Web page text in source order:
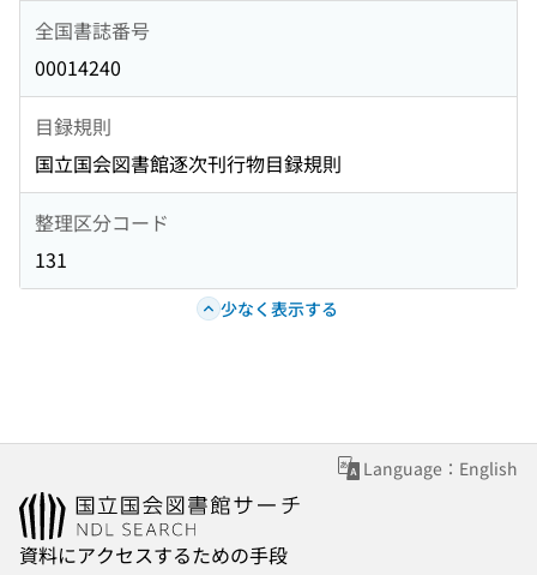
全国書誌番号
00014240
目録規則
国立国会図書館逐次刊行物目録規則
整理区分コード
131
少なく表示する
Language：English
資料にアクセスするための手段